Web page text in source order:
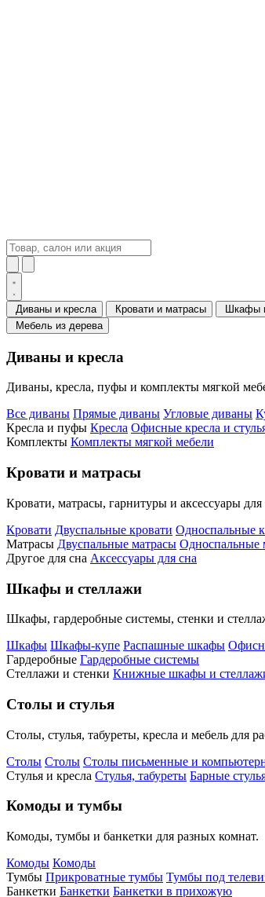
Диваны и кресла Кровати и матрасы Шкафы
Мебель из дерева
Диваны и кресла
Диваны, кресла, пуфы и комплекты мягкой
Все диваны Прямые диваны Угловые диваны
Кресла и пуфы Кресла Офисные кресла и
Комплекты Комплекты мягкой мебели
Кровати и матрасы
Кровати, матрасы, гарнитуры и аксессуары для
Кровати Двуспальные кровати Односпальные
Матрасы Двуспальные матрасы Односпальные
Другое для сна Аксессуары для сна
Шкафы и стеллажи
Шкафы, гардеробные системы, стенки и
Шкафы Шкафы-купе Распашные шкафы
Гардеробные Гардеробные системы
Стеллажи и стенки Книжные шкафы и
Столы и стулья
Столы, стулья, табуреты, кресла и мебель для
Столы Столы Столы письменные и
Стулья и кресла Стулья, табуреты Барные
Комоды и тумбы
Комоды, тумбы и банкетки для разных комнат.
Комоды Комоды
Тумбы Прикроватные тумбы Тумбы под
Банкетки Банкетки Банкетки в прихожую